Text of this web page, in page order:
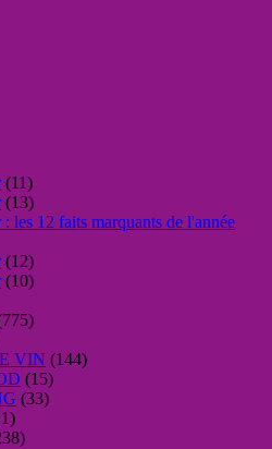
(11)
(13)
les 12 faits marquants de l'année
(12)
(10)
VIN (144)
(15)
(33)